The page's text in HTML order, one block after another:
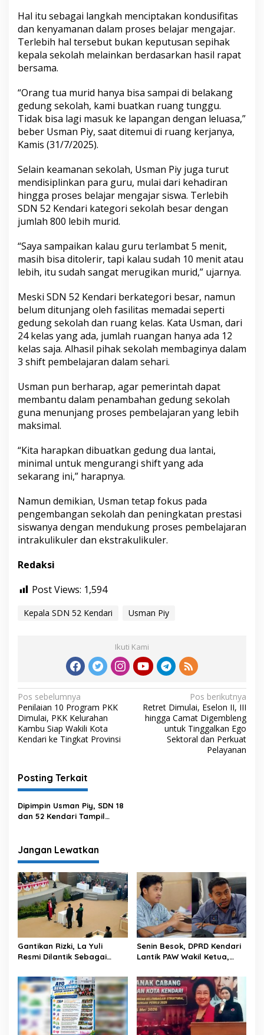
e
n
d
a
r
Hal itu sebagai langkah menciptakan kondusifitas
dan kenyamanan dalam proses belajar mengajar.
Terlebih hal tersebut bukan keputusan sepihak
kepala sekolah melainkan berdasarkan hasil rapat
bersama.
“Orang tua murid hanya bisa sampai di belakang
gedung sekolah, kami buatkan ruang tunggu.
Tidak bisa lagi masuk ke lapangan dengan leluasa,”
beber Usman Piy, saat ditemui di ruang kerjanya,
Kamis (31/7/2025).
Selain keamanan sekolah, Usman Piy juga turut
mendisiplinkan para guru, mulai dari kehadiran
hingga proses belajar mengajar siswa. Terlebih
SDN 52 Kendari kategori sekolah besar dengan
jumlah 800 lebih murid.
“Saya sampaikan kalau guru terlambat 5 menit,
masih bisa ditolerir, tapi kalau sudah 10 menit atau
lebih, itu sudah sangat merugikan murid,” ujarnya.
Meski SDN 52 Kendari berkategori besar, namun
belum ditunjang oleh fasilitas memadai seperti
gedung sekolah dan ruang kelas. Kata Usman, dari
24 kelas yang ada, jumlah ruangan hanya ada 12
kelas saja. Alhasil pihak sekolah membaginya dalam
3 shift pembelajaran dalam sehari.
Usman pun berharap, agar pemerintah dapat
membantu dalam penambahan gedung sekolah
guna menunjang proses pembelajaran yang lebih
maksimal.
“Kita harapkan dibuatkan gedung dua lantai,
minimal untuk mengurangi shift yang ada
sekarang ini,” harapnya.
Namun demikian, Usman tetap fokus pada
pengembangan sekolah dan peningkatan prestasi
siswanya dengan mendukung proses pembelajaran
intrakulikuler dan ekstrakulikuler.
Redaksi
Post Views: 1,594
Kepala SDN 52 Kendari Usman Piy
Ikuti Kami
N
a
v
i
a
s
i
o
s
Pos sebelumnya
Penilaian 10 Program PKK
Dimulai, PKK Kelurahan
Kambu Siap Wakili Kota
Kendari ke Tingkat Provinsi
Pos berikutnya
Retret Dimulai, Eselon II, III
hingga Camat Digembleng
untuk Tinggalkan Ego
Sektoral dan Perkuat
Pelayanan
Posting Terkait
Dipimpin Usman Piy, SDN 18
dan 52 Kendari Tampil
Kendari
Jangan Lewatkan
Gantikan Rizki, La Yuli
Resmi Dilantik Sebagai
Kendari
Senin Besok, DPRD Kendari
Lantik PAW Wakil Ketua,
Melenggang